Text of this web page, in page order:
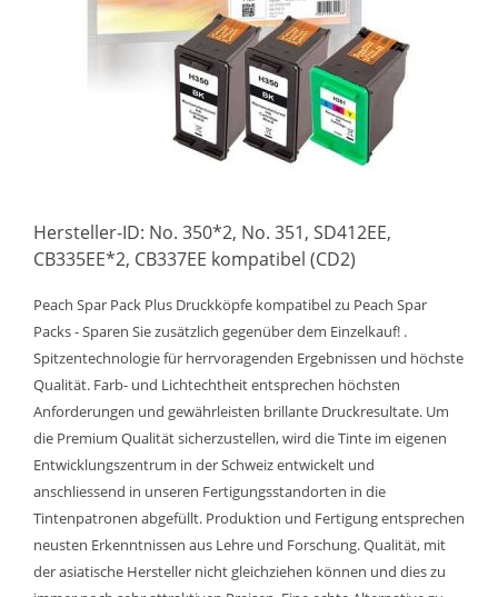
Hersteller-ID: No. 350*2, No. 351, SD412EE,
CB335EE*2, CB337EE kompatibel (CD2)
Peach Spar Pack Plus Druckköpfe kompatibel zu Peach Spar
Packs - Sparen Sie zusätzlich gegenüber dem Einzelkauf! .
Spitzentechnologie für herrvoragenden Ergebnissen und höchste
Qualität. Farb- und Lichtechtheit entsprechen höchsten
Anforderungen und gewährleisten brillante Druckresultate. Um
die Premium Qualität sicherzustellen, wird die Tinte im eigenen
Entwicklungszentrum in der Schweiz entwickelt und
anschliessend in unseren Fertigungsstandorten in die
Tintenpatronen abgefüllt. Produktion und Fertigung entsprechen
neusten Erkenntnissen aus Lehre und Forschung. Qualität, mit
der asiatische Hersteller nicht gleichziehen können und dies zu